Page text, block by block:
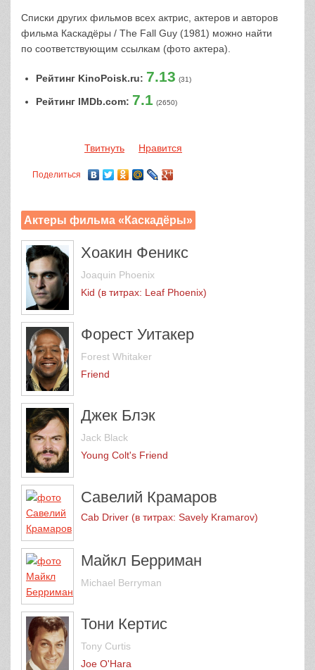
Списки других фильмов всех актрис, актеров и авторов
фильма Каскадёры / The Fall Guy (1981) можно найти
по соответствующим ссылкам (фото актера).
Рейтинг KinoPoisk.ru: 7.13 (31)
Рейтинг IMDb.com: 7.1 (2650)
Твитнуть Нравится
Поделиться
Актеры фильма «Каскадёры»
Хоакин Феникс
Joaquin Phoenix
Kid (в титрах: Leaf Phoenix)
Форест Уитакер
Forest Whitaker
Friend
Джек Блэк
Jack Black
Young Colt's Friend
Савелий Крамаров
Cab Driver (в титрах: Savely Kramarov)
Майкл Берриман
Michael Berryman
Тони Кертис
Tony Curtis
Joe O'Hara